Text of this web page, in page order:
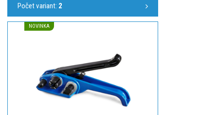
Počet variant: 2
NOVINKA